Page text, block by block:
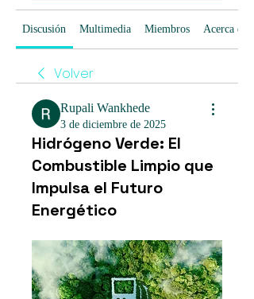
Discusión Multimedia Miembros Acerca de
Volver
Rupali Wankhede
3 de diciembre de 2025
Hidrógeno Verde: El
Combustible Limpio que
Impulsa el Futuro
Energético